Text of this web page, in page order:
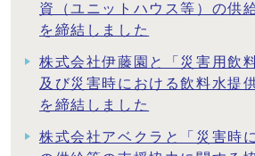
資（ユニットハウス等）の供
を締結しました
株式会社伊藤園と「災害用飲
及び災害時における飲料水提
を締結しました
株式会社アベクラと「災害時